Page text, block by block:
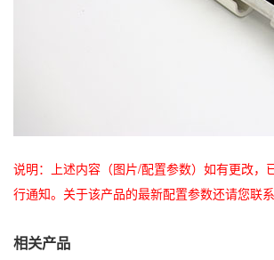
说明：上述内容（图片/配置参数）如有更改，
行通知。关于该产品的最新配置参数还请您联系
相关产品